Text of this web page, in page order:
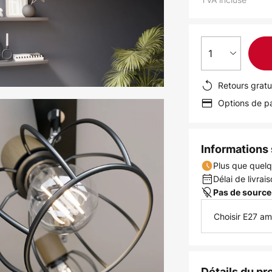
1
Retours
Options de
Informations
Plus que
Délai de
Pas de
Choisir E27